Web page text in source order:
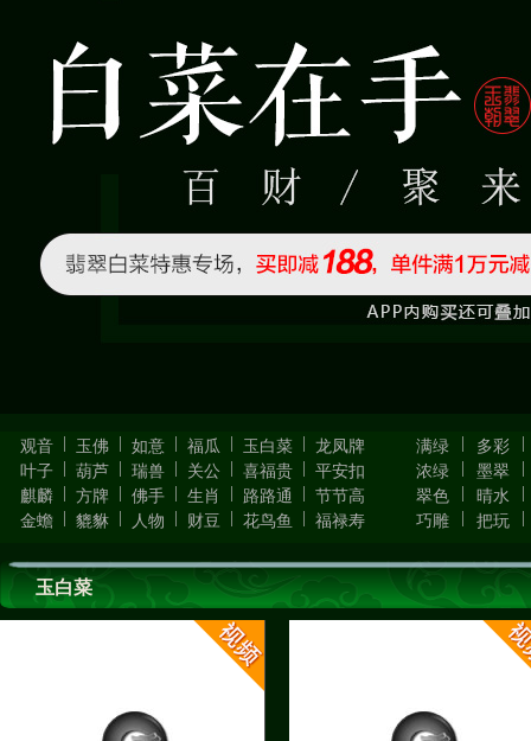
观音 玉佛 如意 福瓜 玉白菜
龙凤牌
叶子
葫芦 瑞兽 关公 喜福贵
平安扣
麒麟
方牌 佛手 生肖 路路通
节节高
金蟾
貔貅 人物 财豆 花鸟鱼 福禄寿
满绿 多彩
浓绿
墨翠
翠色
晴水
巧雕
把玩
玉白菜